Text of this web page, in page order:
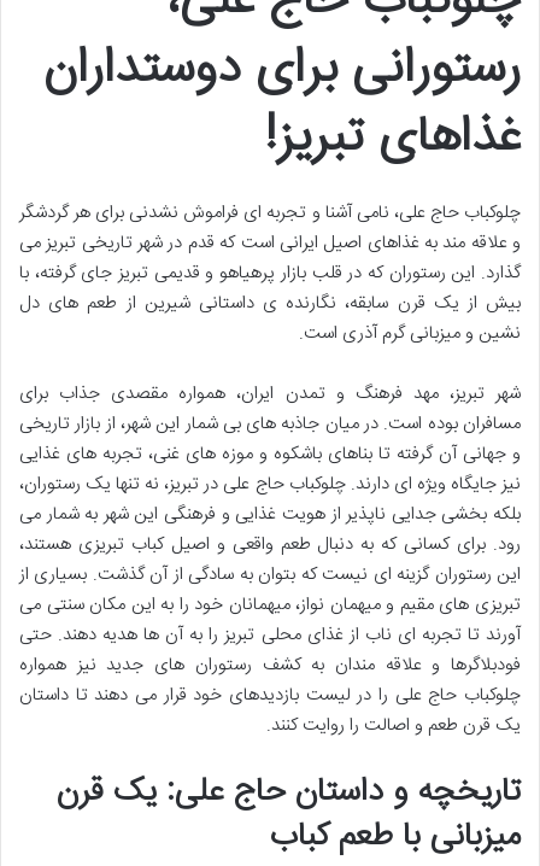
رستورانی برای دوستداران
غذاهای تبریز!
چلوکباب حاج علی، نامی آشنا و تجربه ای فراموش نشدنی برای هر گردشگر
و علاقه مند به غذاهای اصیل ایرانی است که قدم در شهر تاریخی تبریز می
گذارد. این رستوران که در قلب بازار پرهیاهو و قدیمی تبریز جای گرفته، با
بیش از یک قرن سابقه، نگارنده ی داستانی شیرین از طعم های دل
نشین و میزبانی گرم آذری است.
شهر تبریز، مهد فرهنگ و تمدن ایران، همواره مقصدی جذاب برای
مسافران بوده است. در میان جاذبه های بی شمار این شهر، از بازار تاریخی
و جهانی آن گرفته تا بناهای باشکوه و موزه های غنی، تجربه های غذایی
نیز جایگاه ویژه ای دارند. چلوکباب حاج علی در تبریز، نه تنها یک رستوران،
بلکه بخشی جدایی ناپذیر از هویت غذایی و فرهنگی این شهر به شمار می
رود. برای کسانی که به دنبال طعم واقعی و اصیل کباب تبریزی هستند،
این رستوران گزینه ای نیست که بتوان به سادگی از آن گذشت. بسیاری از
تبریزی های مقیم و میهمان نواز، میهمانان خود را به این مکان سنتی می
آورند تا تجربه ای ناب از غذای محلی تبریز را به آن ها هدیه دهند. حتی
فودبلاگرها و علاقه مندان به کشف رستوران های جدید نیز همواره
چلوکباب حاج علی را در لیست بازدیدهای خود قرار می دهند تا داستان
یک قرن طعم و اصالت را روایت کنند.
تاریخچه و داستان حاج علی: یک قرن
میزبانی با طعم کباب